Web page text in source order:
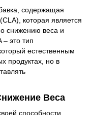
содержащая
которая является
снижению веса и
это тип
естественным
продуктах, но в
Веса
способности